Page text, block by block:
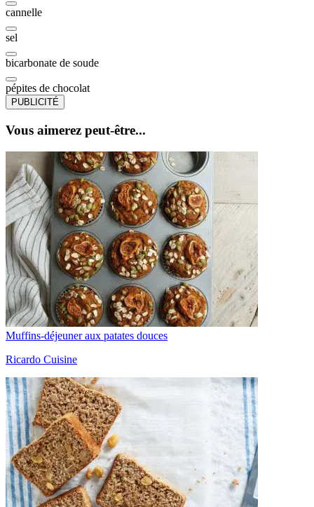
cannelle
sel
bicarbonate de soude
pépites de chocolat
PUBLICITÉ
Vous aimerez peut-être...
Muffins-déjeuner aux patates douces
Ricardo Cuisine